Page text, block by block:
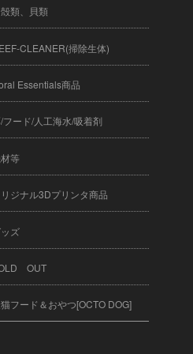
類、貝類
CLEANER(掃除生体)
Essentials商品
フード/人工海水/吸着剤
等
ジナル3Dプリンタ商品
ズ
OUT
フード＆おやつ[OCTO DOG]